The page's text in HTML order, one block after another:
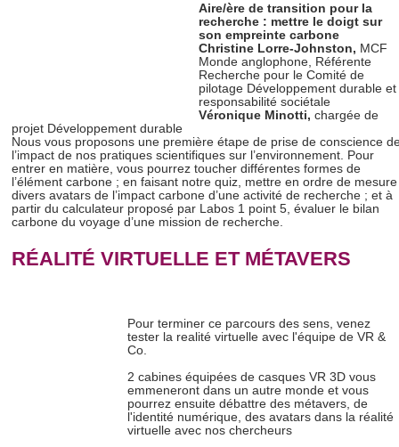
Aire/ère de transition pour la
recherche : mettre le doigt sur
son empreinte carbone
Christine Lorre-Johnston, MCF
Monde anglophone, Référente
Recherche pour le Comité de
pilotage Développement durable et
responsabilité sociétale
Véronique Minotti, chargée de
projet Développement durable
Nous vous proposons une première étape de prise de conscience
l’impact de nos pratiques scientifiques sur l’environnement. Pour
entrer en matière, vous pourrez toucher différentes formes de
l’élément carbone ; en faisant notre quiz, mettre en ordre de mesure
divers avatars de l’impact carbone d’une activité de recherche ; et à
partir du calculateur proposé par Labos 1 point 5, évaluer le bilan
carbone du voyage d’une mission de recherche.
RÉALITÉ VIRTUELLE ET MÉTAVERS
Pour terminer ce parcours des sens, venez
tester la realité virtuelle avec l'équipe de VR &
Co.
2 cabines équipées de casques VR 3D vous
emmeneront dans un autre monde et vous
pourrez ensuite débattre des métavers, de
l'identité numérique, des avatars dans la réalité
virtuelle avec nos chercheurs